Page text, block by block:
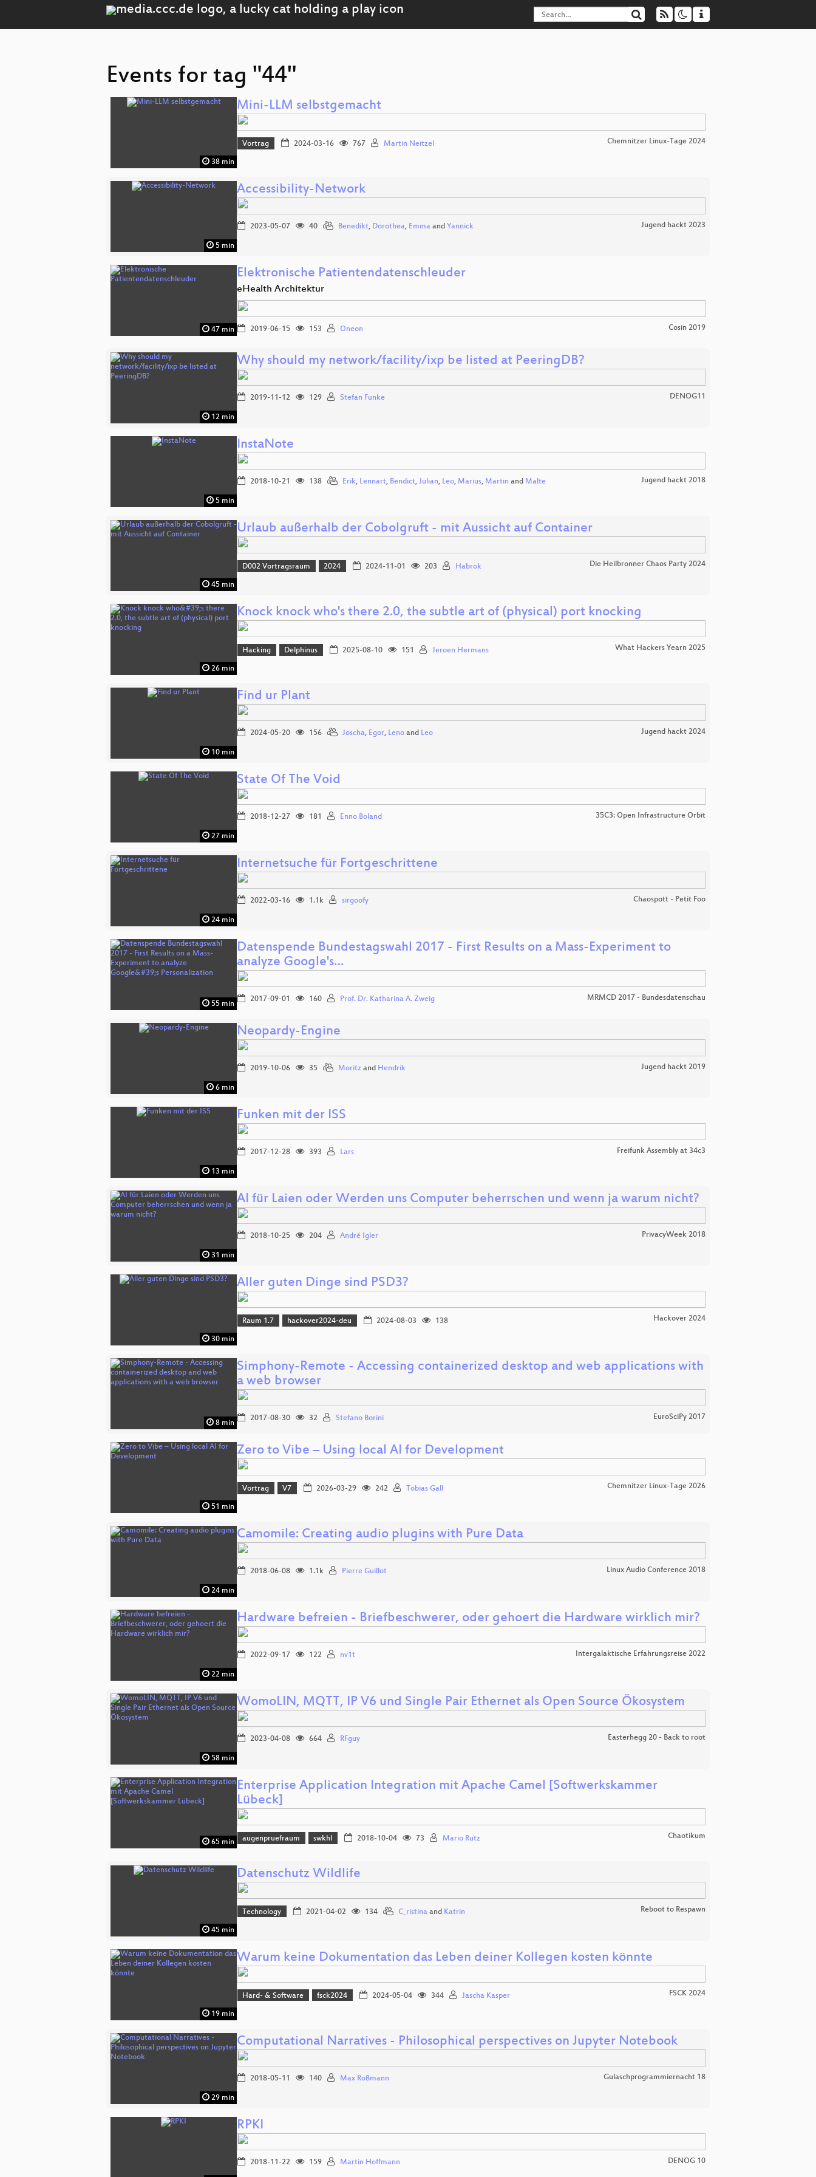
Events for tag "44"
38 min
Mini-LLM selbstgemacht
Vortrag 2024-03-16 767 Martin Neitzel Chemnitzer Linux-Tage 2024
5 min
Accessibility-Network
2023-05-07 40 Benedikt, Dorothea, Emma and Yannick Jugend hackt 2023
47 min
Elektronische Patientendatenschleuder
eHealth Architektur
2019-06-15 153 Oneon Cosin 2019
12 min
Why should my network/facility/ixp be listed at PeeringDB?
2019-11-12 129 Stefan Funke DENOG11
5 min
InstaNote
2018-10-21 138 Erik, Lennart, Bendict, Julian, Leo, Marius, Martin and Malte Jugend hackt 2018
45 min
Urlaub außerhalb der Cobolgruft - mit Aussicht auf Container
D002 Vortragsraum 2024 2024-11-01 203 Habrok Die Heilbronner Chaos Party 2024
26 min
Knock knock who's there 2.0, the subtle art of (physical) port knocking
Hacking Delphinus 2025-08-10 151 Jeroen Hermans What Hackers Yearn 2025
10 min
Find ur Plant
2024-05-20 156 Joscha, Egor, Leno and Leo Jugend hackt 2024
27 min
State Of The Void
2018-12-27 181 Enno Boland 35C3: Open Infrastructure Orbit
24 min
Internetsuche für Fortgeschrittene
2022-03-16 1.1k sirgoofy Chaospott - Petit Foo
55 min
Datenspende Bundestagswahl 2017 - First Results on a Mass-Experiment to
analyze Google's…
2017-09-01 160 Prof. Dr. Katharina A. Zweig MRMCD 2017 - Bundesdatenschau
6 min
Neopardy-Engine
2019-10-06 35 Moritz and Hendrik Jugend hackt 2019
13 min
Funken mit der ISS
2017-12-28 393 Lars Freifunk Assembly at 34c3
31 min
AI für Laien oder Werden uns Computer beherrschen und wenn ja warum nicht?
2018-10-25 204 André Igler PrivacyWeek 2018
30 min
Aller guten Dinge sind PSD3?
Raum 1.7 hackover2024-deu 2024-08-03 138 Hackover 2024
8 min
Simphony-Remote - Accessing containerized desktop and web applications with
a web browser
2017-08-30 32 Stefano Borini EuroSciPy 2017
51 min
Zero to Vibe – Using local AI for Development
Vortrag V7 2026-03-29 242 Tobias Gall Chemnitzer Linux-Tage 2026
24 min
Camomile: Creating audio plugins with Pure Data
2018-06-08 1.1k Pierre Guillot Linux Audio Conference 2018
22 min
Hardware befreien - Briefbeschwerer, oder gehoert die Hardware wirklich mir?
2022-09-17 122 nv1t Intergalaktische Erfahrungsreise 2022
58 min
WomoLIN, MQTT, IP V6 und Single Pair Ethernet als Open Source Ökosystem
2023-04-08 664 RFguy Easterhegg 20 - Back to root
65 min
Enterprise Application Integration mit Apache Camel [Softwerkskammer
Lübeck]
augenpruefraum swkhl 2018-10-04 73 Mario Rutz Chaotikum
45 min
Datenschutz Wildlife
Technology 2021-04-02 134 C_ristinaand Katrin Reboot to Respawn
19 min
Warum keine Dokumentation das Leben deiner Kollegen kosten könnte
Hard- & Software fsck2024 2024-05-04 344 Jascha Kasper FSCK 2024
29 min
Computational Narratives - Philosophical perspectives on Jupyter Notebook
2018-05-11 140 Max Roßmann Gulaschprogrammiernacht 18
RPKI
2018-11-22 159 Martin Hoffmann DENOG 10